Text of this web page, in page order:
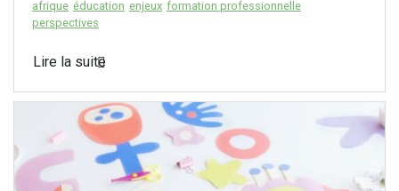
afrique éducation enjeux formation professionnelle
perspectives
Lire la suite